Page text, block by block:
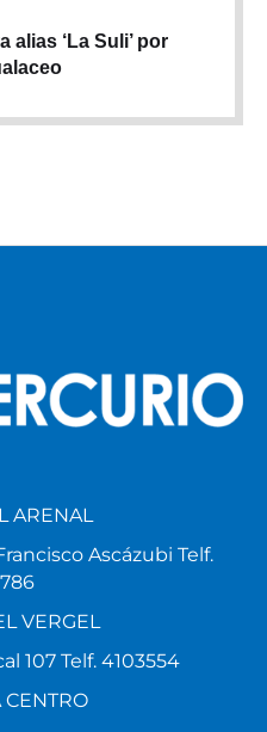
alias ‘La Suli’ por
ARENAL
Ascázubi Telf.
VERGEL
107 Telf. 4103554
CENTRO